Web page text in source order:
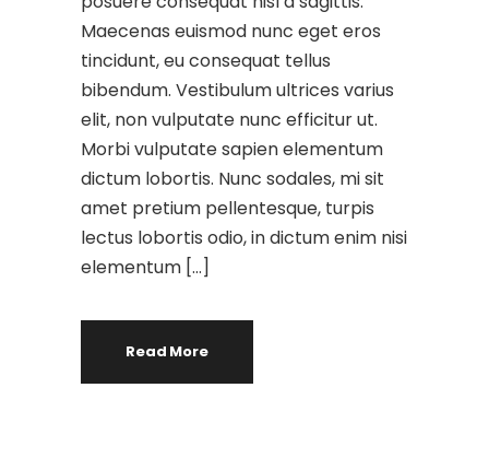
Maecenas euismod nunc eget eros
tincidunt, eu consequat tellus
bibendum. Vestibulum ultrices varius
elit, non vulputate nunc efficitur ut.
Morbi vulputate sapien elementum
dictum lobortis. Nunc sodales, mi sit
amet pretium pellentesque, turpis
lectus lobortis odio, in dictum enim nisi
elementum […]
Read More